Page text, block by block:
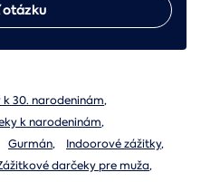
k 30. narodeninám,
k narodeninám,
Gurmán, Indoorové zážitky,
darčeky pre muža,